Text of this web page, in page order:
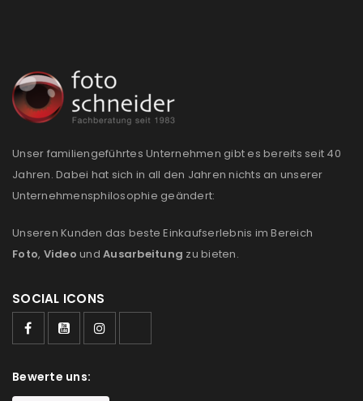
Unser familiengeführtes Unternehmen gibt es bereits seit 40
Jahren. Dabei hat sich in all den Jahren nichts an unserer
Unternehmensphilosophie geändert:
Unseren Kunden das beste Einkaufserlebnis im Bereich
Foto, Video und Ausarbeitung zu bieten.
SOCIAL ICONS
Bewerte uns: